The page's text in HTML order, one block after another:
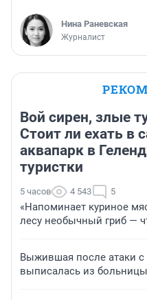
Нина Раневская
Журналист
Вой сирен, злые
Стоит ли ехать в
аквапарк в
туристки
5 часов 4 543 5
«Напоминает куриное
лесу необычный гриб —
Выжившая после атаки с
выписалась из больницы